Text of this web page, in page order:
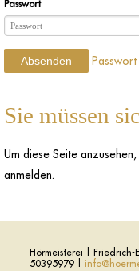
Passwort
Absenden
Sie müssen
Um diese Seite
anmelden.
Hörmeisterei | Friedrich-
50395979 |